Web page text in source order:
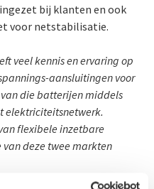
bij klanten en ook
voor netstabilisatie.
veel kennis en ervaring op
aansluitingen voor
die batterijen middels
elektriciteitsnetwerk.
flexibele inzetbare
deze twee markten